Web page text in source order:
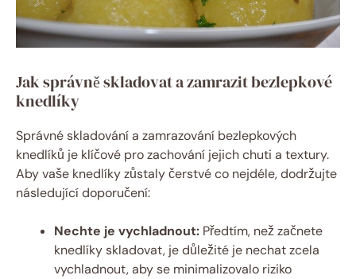
Jak správně skladovat ⁢a zamrazit bezlepkové
knedlíky
Správné skladování a zamrazování bezlepkových
knedlíků je klíčové pro zachování jejich chuti‍ a textury.
Aby vaše knedlíky zůstaly čerstvé co nejdéle, dodržujte
⁤následující doporučení:
Nechte ​je vychladnout: Předtím, než začnete
knedlíky skladovat, ‌je důležité je nechat​ zcela
vychladnout, aby se minimalizovalo riziko​